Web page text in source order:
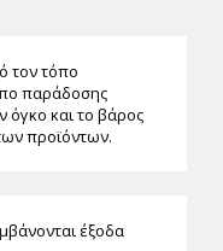
τον τόπο
παράδοσης
όγκο και το βάρος
προϊόντων.
έξοδα